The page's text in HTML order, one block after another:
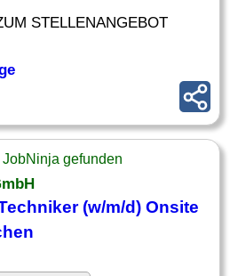
STELLENANGEBOT
gefunden
(w/m/d) Onsite